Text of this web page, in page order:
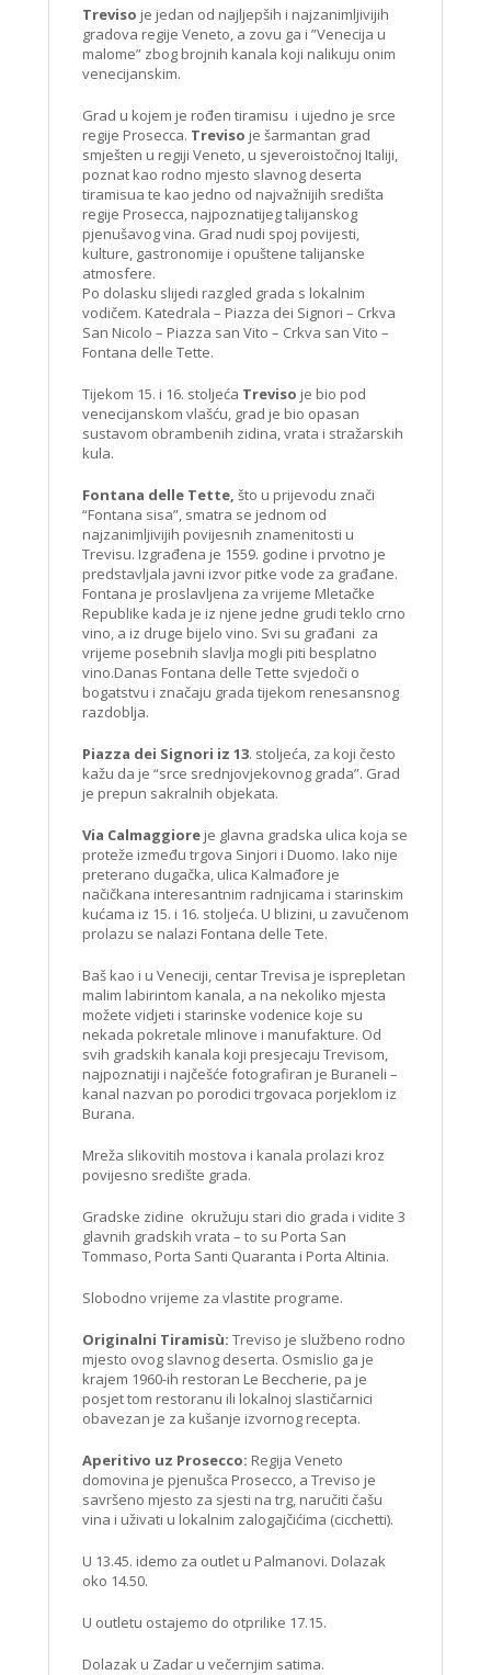
Treviso je jedan od najljepših i najzanimljivijih
gradova regije Veneto, a zovu ga i ”Venecija u
malome” zbog brojnih kanala koji nalikuju onim
venecijanskim.
Grad u kojem je rođen tiramisu i ujedno je srce
regije Prosecca. Treviso je šarmantan grad
smješten u regiji Veneto, u sjeveroistočnoj Italiji,
poznat kao rodno mjesto slavnog deserta
tiramisua te kao jedno od najvažnijih središta
regije Prosecca, najpoznatijeg talijanskog
pjenušavog vina. Grad nudi spoj povijesti,
kulture, gastronomije i opuštene talijanske
atmosfere.
Po dolasku slijedi razgled grada s lokalnim
vodičem. Katedrala – Piazza dei Signori – Crkva
San Nicolo – Piazza san Vito – Crkva san Vito –
Fontana delle Tette.
Tijekom 15. i 16. stoljeća Treviso je bio pod
venecijanskom vlašću, grad je bio opasan
sustavom obrambenih zidina, vrata i stražarskih
kula.
Fontana delle Tette, što u prijevodu znači
“Fontana sisa”, smatra se jednom od
najzanimljivijih povijesnih znamenitosti u
Trevisu. Izgrađena je 1559. godine i prvotno je
predstavljala javni izvor pitke vode za građane.
Fontana je proslavljena za vrijeme Mletačke
Republike kada je iz njene jedne grudi teklo crno
vino, a iz druge bijelo vino. Svi su građani za
vrijeme posebnih slavlja mogli piti besplatno
vino.Danas Fontana delle Tette svjedoči o
bogatstvu i značaju grada tijekom renesansnog
razdoblja.
Piazza dei Signori iz 13. stoljeća, za koji često
kažu da je “srce srednjovjekovnog grada”. Grad
je prepun sakralnih objekata.
Via Calmaggiore je glavna gradska ulica koja se
proteže između trgova Sinjori i Duomo. Iako nije
preterano dugačka, ulica Kalmađore je
načičkana interesantnim radnjicama i starinskim
kućama iz 15. i 16. stoljeća. U blizini, u zavučenom
prolazu se nalazi Fontana delle Tete.
Baš kao i u Veneciji, centar Trevisa je isprepletan
malim labirintom kanala, a na nekoliko mjesta
možete vidjeti i starinske vodenice koje su
nekada pokretale mlinove i manufakture. Od
svih gradskih kanala koji presjecaju Trevisom,
najpoznatiji i najčešće fotografiran je Buraneli –
kanal nazvan po porodici trgovaca porjeklom iz
Burana.
Mreža slikovitih mostova i kanala prolazi kroz
povijesno središte grada.
Gradske zidine okružuju stari dio grada i vidite 3
glavnih gradskih vrata – to su Porta San
Tommaso, Porta Santi Quaranta i Porta Altinia.
Slobodno vrijeme za vlastite programe.
Originalni Tiramisù: Treviso je službeno rodno
mjesto ovog slavnog deserta. Osmislio ga je
krajem 1960-ih restoran Le Beccherie, pa je
posjet tom restoranu ili lokalnoj slastičarnici
obavezan je za kušanje izvornog recepta.
Aperitivo uz Prosecco: Regija Veneto
domovina je pjenušca Prosecco, a Treviso je
savršeno mjesto za sjesti na trg, naručiti čašu
vina i uživati u lokalnim zalogajčićima (cicchetti).
U 13.45. idemo za outlet u Palmanovi. Dolazak
oko 14.50.
U outletu ostajemo do otprilike 17.15.
Dolazak u Zadar u večernjim satima.